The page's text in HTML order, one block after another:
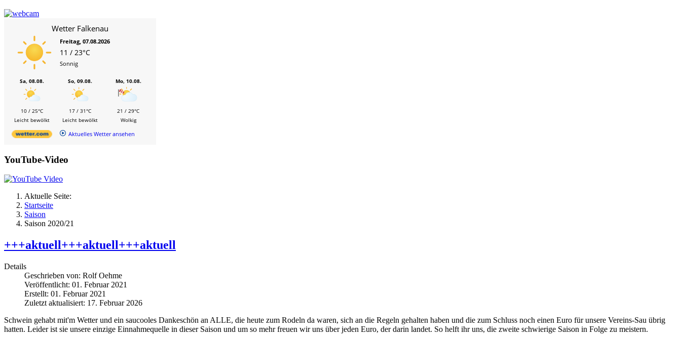
Wetter Falkenau
Freitag, 07.08.2026
11 / 23°C
Sonnig
Sa, 08.08.
10 / 25°C
Leicht bewölkt
So, 09.08.
17 / 31°C
Leicht bewölkt
Mo, 10.08.
21 / 29°C
Wolkig
Aktuelles Wetter ansehen
YouTube-Video
Aktuelle Seite:
Startseite
Saison
Saison 2020/21
+++aktuell+++aktuell+++aktuell
Details
Geschrieben von: Rolf Oehme
Veröffentlicht: 01. Februar 2021
Erstellt: 01. Februar 2021
Zuletzt aktualisiert: 17. Februar 2026
Schwein gehabt mit'm Wetter und ein saucooles Dankeschön an ALLE, die heute zum Rodeln da waren, sich an die Regeln gehalten haben und die zum Schluss noch einen Euro für unsere Vereins-Sau übrig
hatten. Leider ist sie unsere einzige Einnahmequelle in dieser Saison und um so mehr freuen wir uns über jeden Euro, der darin landet. So helft ihr uns, die zweite schwierige Saison in Folge zu meistern.